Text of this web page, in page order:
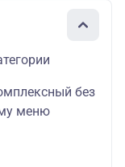
без
меню